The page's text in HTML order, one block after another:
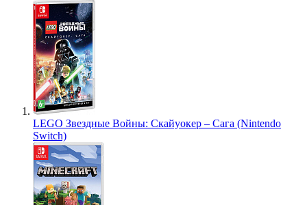
LEGO Звездные Войны: Скайуокер – Сага (Nintendo
Switch)